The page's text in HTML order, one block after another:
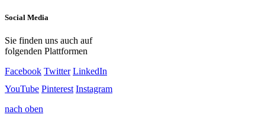
Social Media
Sie finden uns auch auf
folgenden Plattformen
Facebook Twitter LinkedIn
YouTube Pinterest Instagram
nach oben